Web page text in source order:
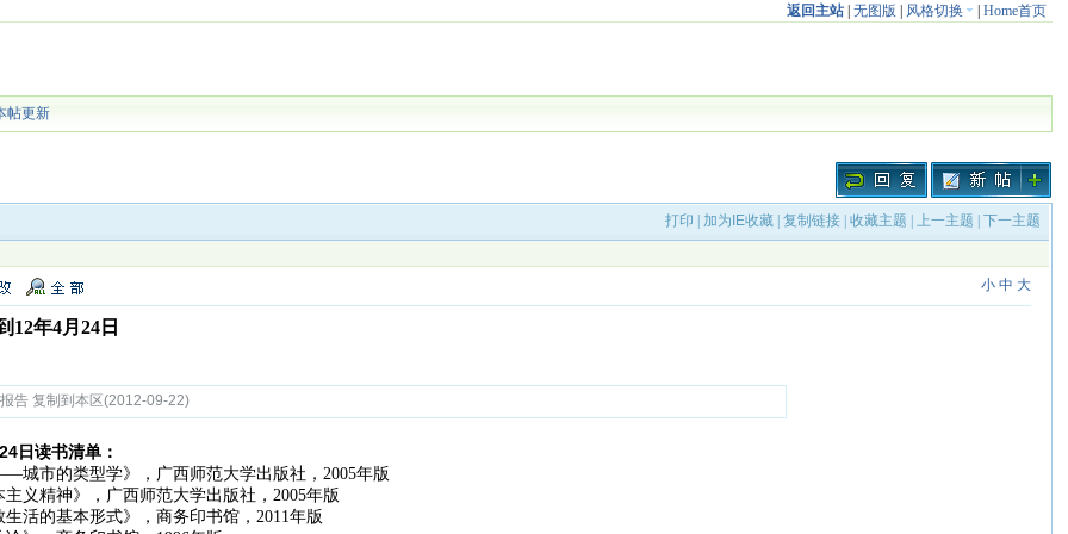
返回主站| 无图版 风格切换 Home首页
帖更新
打印 加为IE收藏 |复制链接 |收藏主题 |上一主题 |下一主题
小 中 大
12年4月24日
告 复制到本区(2012-09-22)
日读书清单：
城市的类型学》，广西师范大学出版社，2005年版
义精神》，广西师范大学出版社，2005年版
活的基本形式》，商务印书馆，2011年版